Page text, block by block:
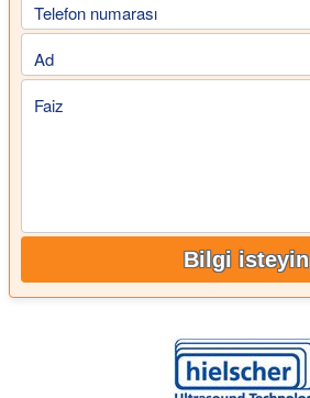
Telefon numarası
Ad
Faiz
Bilgi isteyin